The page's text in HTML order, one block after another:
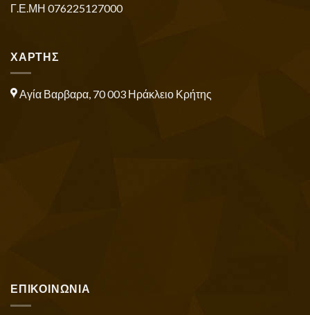
Γ.Ε.ΜΗ 076225127000
ΧΑΡΤΗΣ
Αγία Βαρβαρα, 70 003 Ηράκλειο Κρήτης
ΕΠΙΚΟΙΝΩΝΙΑ